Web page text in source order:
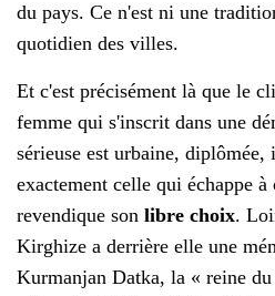
du pays. Ce n'est ni une
quotidien des villes.
Et c'est précisément là que le
femme qui s'inscrit dans une
sérieuse est urbaine,
exactement celle qui échappe à
revendique son libre choix.
Kirghize a derrière elle une
Kurmanjan Datka, la « reine